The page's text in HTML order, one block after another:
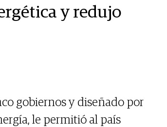
y redujo
gobiernos y diseñado por
le permitió al país